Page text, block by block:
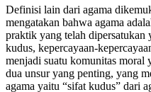
Definisi lain dari agama
mengatakan bahwa agama
praktik yang telah dipersatukan
kudus, kepercayaan-
menjadi suatu komunitas
dua unsur yang penting, yang
agama yaitu “sifat kudus” dari